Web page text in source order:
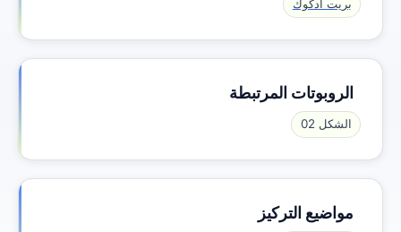
بريت أدكوك
الروبوتات المرتبطة
الشكل 02
مواضيع التركيز